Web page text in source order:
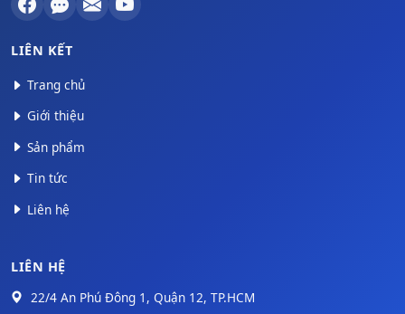
LIÊN KẾT
Trang chủ
Giới thiệu
Sản phẩm
Tin tức
Liên hệ
LIÊN HỆ
22/4 An Phú Đông 1, Quận 12, TP.HCM